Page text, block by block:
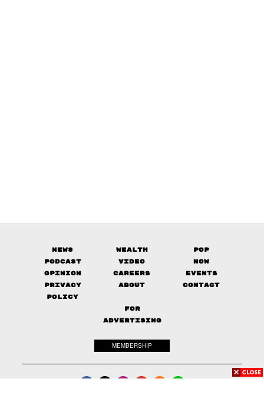
News Wealth
Pop
Podcast
Video
Now
Opinion
Careers
Events
Privacy
Policy
About Contact
FOR
ADVERTISING
MEMBERSHIP